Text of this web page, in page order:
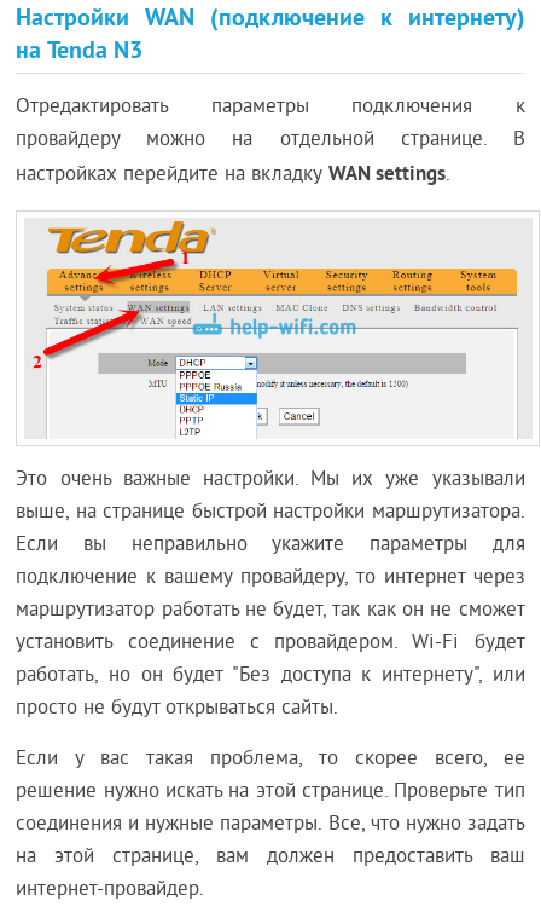
Настройки WAN (подключение к интернету)
на Tenda N3
Отредактировать параметры подключения к
провайдеру можно на отдельной странице. В
настройках перейдите на вкладкуWAN settings.
Это очень важные настройки. Мы их уже указывали
выше, на странице быстрой настройки маршрутизатора.
Если вы неправильно укажите параметры для
подключение к вашему провайдеру, то интернет через
маршрутизатор работать не будет, так как он не сможет
установить соединение с провайдером. Wi-Fi будет
работать, но он будет "Без доступа к интернету", или
просто не будут открываться сайты.
Если у вас такая проблема, то скорее всего, ее
решение нужно искать на этой странице. Проверьте тип
соединения и нужные параметры. Все, что нужно задать
на этой странице, вам должен предоставить ваш
интернет-провайдер.